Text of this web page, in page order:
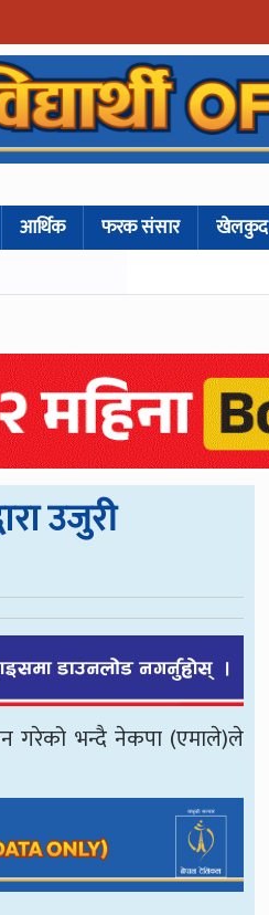
आर्थिक फरक संसार खेलकुद
उजुरी
गरेको भन्दै नेकपा (एमाले)ले